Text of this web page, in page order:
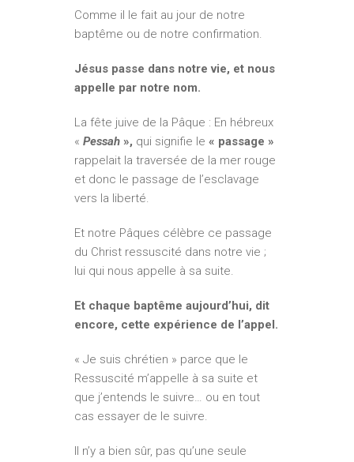
Comme il le fait au jour de notre
baptême ou de notre confirmation.
Jésus passe dans notre vie, et nous
appelle par notre nom.
La fête juive de la Pâque : En hébreux
« Pessah », qui signifie le « passage »
rappelait la traversée de la mer rouge
et donc le passage de l’esclavage
vers la liberté.
Et notre Pâques célèbre ce passage
du Christ ressuscité dans notre vie ;
lui qui nous appelle à sa suite.
Et chaque baptême aujourd’hui, dit
encore, cette expérience de l’appel.
« Je suis chrétien » parce que le
Ressuscité m’appelle à sa suite et
que j’entends le suivre… ou en tout
cas essayer de le suivre.
Il n’y a bien sûr, pas qu’une seule